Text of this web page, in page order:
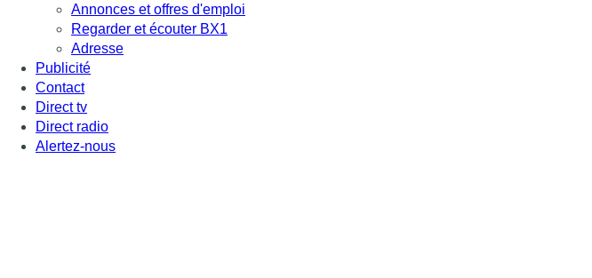
Annonces et offres d'emploi
Regarder et écouter BX1
Adresse
Publicité
Contact
Direct tv
Direct radio
Alertez-nous